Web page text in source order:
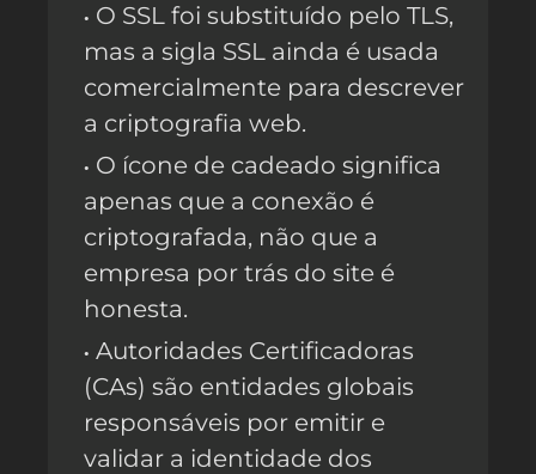
O SSL foi substituído pelo TLS,
mas a sigla SSL ainda é usada
comercialmente para descrever
a criptografia web.
O ícone de cadeado significa
apenas que a conexão é
criptografada, não que a
empresa por trás do site é
honesta.
Autoridades Certificadoras
(CAs) são entidades globais
responsáveis por emitir e
validar a identidade dos